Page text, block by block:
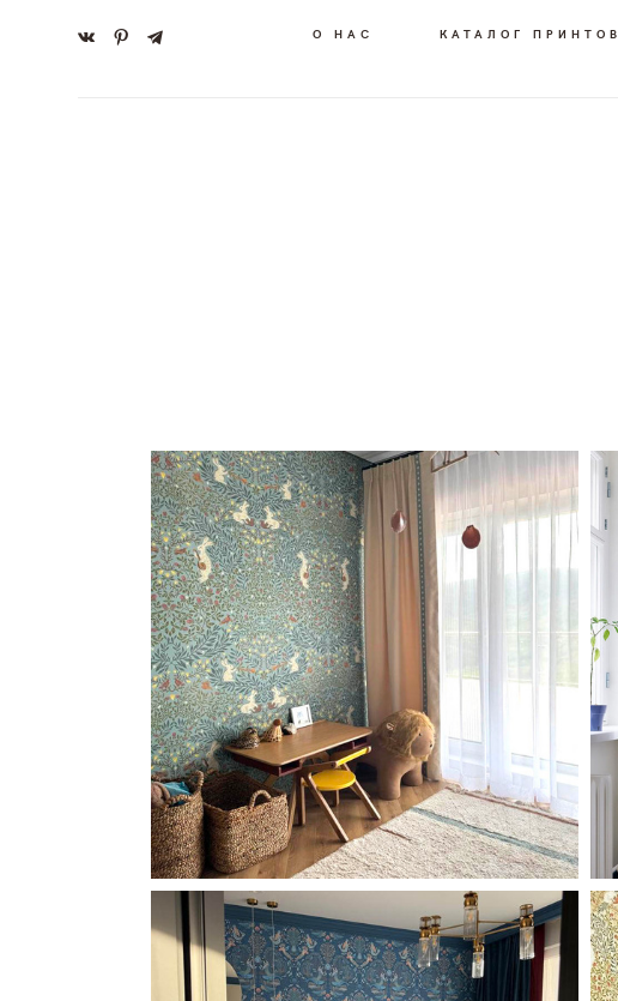
О НАС КАТАЛОГ ПРИНТОВ